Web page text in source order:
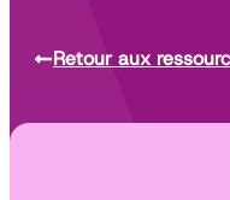
Retour aux